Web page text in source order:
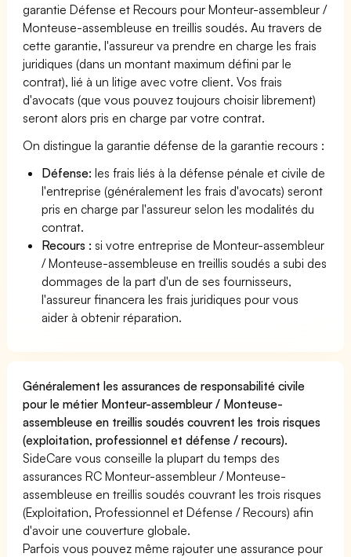
garantie Défense et Recours pour Monteur-assembleur /
Monteuse-assembleuse en treillis soudés. Au travers de
cette garantie, l'assureur va prendre en charge les frais
juridiques (dans un montant maximum défini par le
contrat), lié à un litige avec votre client. Vos frais
d'avocats (que vous pouvez toujours choisir librement)
seront alors pris en charge par votre contrat.
On distingue la garantie défense de la garantie recours :
Défense: les frais liés à la défense pénale et civile de
l'entreprise (généralement les frais d'avocats) seront
pris en charge par l'assureur selon les modalités du
contrat.
Recours : si votre entreprise de Monteur-assembleur
/ Monteuse-assembleuse en treillis soudés a subi des
dommages de la part d'un de ses fournisseurs,
l'assureur financera les frais juridiques pour vous
aider à obtenir réparation.
Généralement les assurances de responsabilité civile
pour le métier Monteur-assembleur / Monteuse-
assembleuse en treillis soudés couvrent les trois risques
(exploitation, professionnel et défense / recours).
SideCare vous conseille la plupart du temps des
assurances RC Monteur-assembleur / Monteuse-
assembleuse en treillis soudés couvrant les trois risques
(Exploitation, Professionnel et Défense / Recours) afin
d'avoir une couverture globale.
Parfois vous pouvez même rajouter une assurance pour